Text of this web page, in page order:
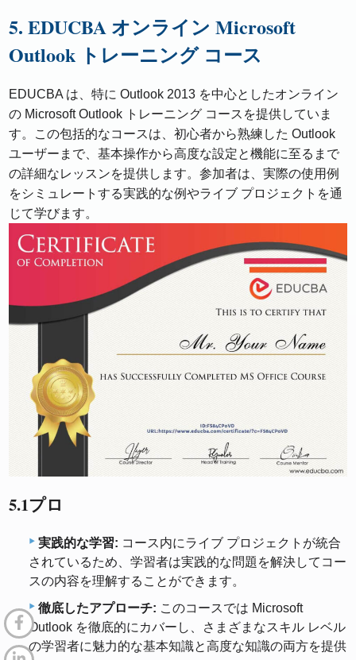
5. EDUCBA オンライン Microsoft
Outlook トレーニング コース
EDUCBA は、特に Outlook 2013 を中心としたオンライン
の Microsoft Outlook トレーニング コースを提供していま
す。この包括的なコースは、初心者から熟練した Outlook
ユーザーまで、基本操作から高度な設定と機能に至るまで
の詳細なレッスンを提供します。参加者は、実際の使用例
をシミュレートする実践的な例やライブ プロジェクトを通
じて学びます。
5.1プロ
実践的な学習: コース内にライブ プロジェクトが統合
されているため、学習者は実践的な問題を解決してコー
スの内容を理解することができます。
徹底したアプローチ: このコースでは Microsoft
Outlook を徹底的にカバーし、さまざまなスキル レベル
の学習者に魅力的な基本知識と高度な知識の両方を提供